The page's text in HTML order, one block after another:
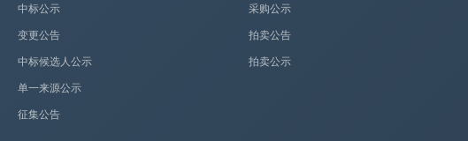
中标公示
变更公告
中标候选人公示
单一来源公示
征集公告
采购公示
拍卖公告
拍卖公示